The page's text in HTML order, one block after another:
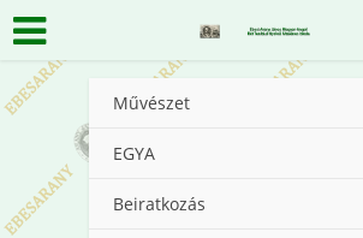
Művészet
EGYA
Beiratkozás